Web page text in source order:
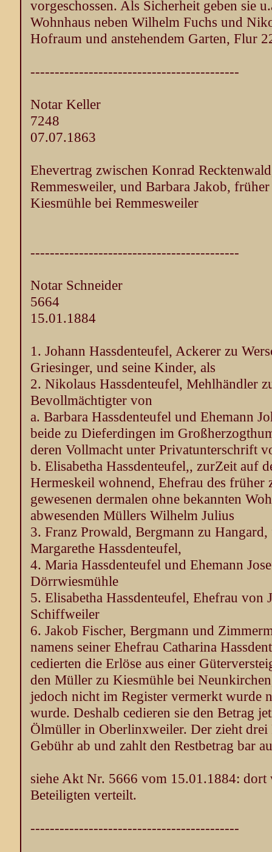
vorgeschossen. Als Sicherheit geben sie
Wohnhaus neben Wilhelm Fuchs und
Hofraum und anstehendem Garten, Flur
-------------------------------------------
Notar Keller
7248
07.07.1863
Ehevertrag zwischen Konrad
Remmesweiler, und Barbara Jakob,
Kiesmühle bei Remmesweiler
-------------------------------------------
Notar Schneider
5664
15.01.1884
1. Johann Hassdenteufel, Ackerer zu
Griesinger, und seine Kinder, als
2. Nikolaus Hassdenteufel, Mehlhändler
Bevollmächtigter von
a. Barbara Hassdenteufel und Ehemann
beide zu Dieferdingen im
deren Vollmacht unter Privatunterschrift
b. Elisabetha Hassdenteufel,, zurZeit auf
Hermeskeil wohnend, Ehefrau des früher
gewesenen dermalen ohne bekannten
abwesenden Müllers Wilhelm Julius
3. Franz Prowald, Bergmann zu
Margarethe Hassdenteufel,
4. Maria Hassdenteufel und Ehemann
Dörrwiesmühle
5. Elisabetha Hassdenteufel, Ehefrau von
Schiffweiler
6. Jakob Fischer, Bergmann und
namens seiner Ehefrau Catharina
cedierten die Erlöse aus einer
den Müller zu Kiesmühle bei
jedoch nicht im Register vermerkt wurde
wurde. Deshalb cedieren sie den Betrag
Ölmüller in Oberlinxweiler. Der zieht drei
Gebühr ab und zahlt den Restbetrag bar
siehe Akt Nr. 5666 vom 15.01.1884: dort
Beteiligten verteilt.
-------------------------------------------